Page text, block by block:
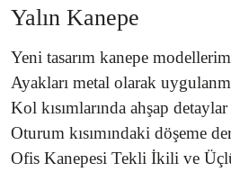
Yalın Kanepe
Yeni tasarım kanepe
Ayakları metal olarak
Kol kısımlarında ahşap
Oturum kısımındaki döşeme
Ofis Kanepesi Tekli İkili ve